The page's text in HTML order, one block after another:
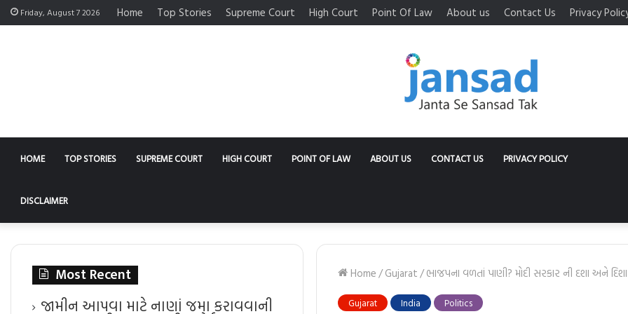
Friday, August 7 2026 Home Top Stories Supreme Court High Court Point Of Law About us Contact Us Privacy
HOME TOP STORIES SUPREME COURT HIGH COURT POINT OF LAW ABOUT US CONTACT US PRIVACY POLICY
DISCLAIMER
Home/Gujarat/ભાજપના વળતાં પાણી? મોદી સરકાર ની દશા અને
Gujarat India Politics
Most Recent
જામીન આપવા માટે નાણાં જમા કરાવવાની